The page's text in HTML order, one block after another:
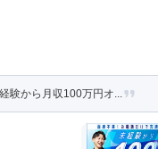
験から月収100万円オ...